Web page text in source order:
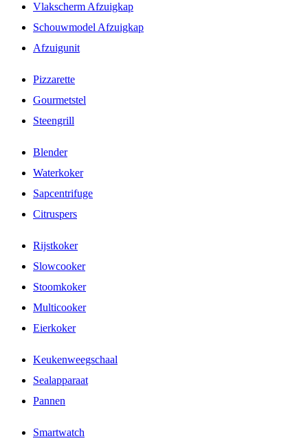
Vlakscherm Afzuigkap
Schouwmodel Afzuigkap
Afzuigunit
Pizzarette
Gourmetstel
Steengrill
Blender
Waterkoker
Sapcentrifuge
Citruspers
Rijstkoker
Slowcooker
Stoomkoker
Multicooker
Eierkoker
Keukenweegschaal
Sealapparaat
Pannen
Smartwatch